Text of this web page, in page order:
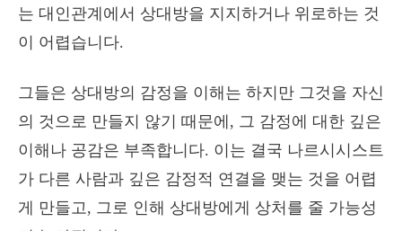
는 대인관계에서 상대방을 지지하거나 위로하는 것
이 어렵습니다.
그들은 상대방의 감정을 이해는 하지만 그것을 자신
의 것으로 만들지 않기 때문에, 그 감정에 대한 깊은
이해나 공감은 부족합니다. 이는 결국 나르시시스트
가 다른 사람과 깊은 감정적 연결을 맺는 것을 어렵
게 만들고, 그로 인해 상대방에게 상처를 줄 가능성